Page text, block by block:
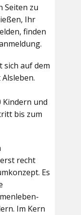
Seiten zu
Ihr
finden
sich auf dem
Kindern und
bis zum
recht
Es
Im Kern